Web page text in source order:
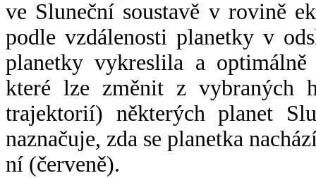
ve Sluneční soustavě v rovině
podle vzdálenosti planetky v
planetky vykreslila a
které lze změnit z vybraných
trajektorií) některých planet
naznačuje, zda se planetka
ní (červeně).